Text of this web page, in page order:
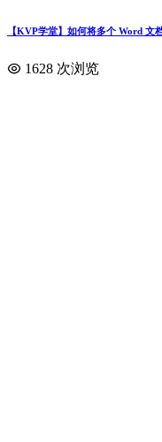
【KVP学堂】如何将多个 Word 文
1628 次浏览